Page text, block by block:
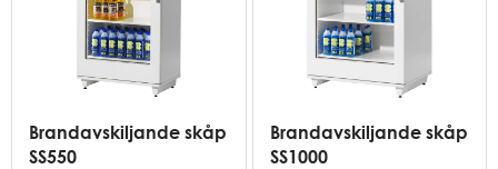
Brandavskiljande skåp
SS550
Brandavskiljande skåp
SS1000